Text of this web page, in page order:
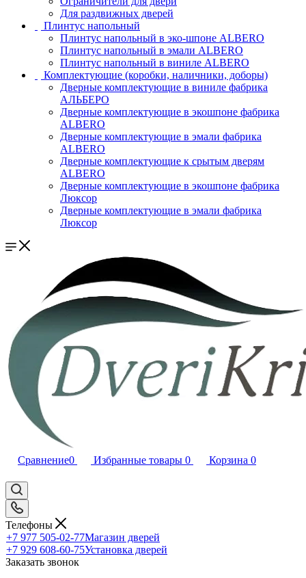
Для раздвижных дверей
Плинтус напольный
Плинтус напольный в эко-шпоне ALBERO
Плинтус напольный в эмали ALBERO
Плинтус напольный в виниле ALBERO
Комплектующие (коробки, наличники, доборы)
Дверные комплектующие в виниле фабрика
АЛЬБЕРО
Дверные комплектующие в экошпоне фабрика
ALBERO
Дверные комплектующие в эмали фабрика
ALBERO
Дверные комплектующие к срытым дверям
ALBERO
Дверные комплектующие в экошпоне фабрика
Люксор
Дверные комплектующие в эмали фабрика
Люксор
Сравнение0 Избранные товары 0 Корзина 0
Телефоны
+7 977 505-02-77Магазин дверей
+7 929 608-60-75Установка дверей
Заказать звонок